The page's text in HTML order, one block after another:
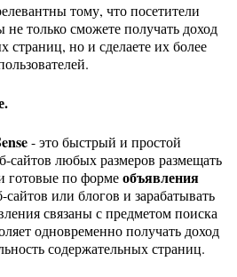
тому, что посетители
только сможете получать доход
страниц, но и сделаете их более
- это быстрый и простой
сайтов любых размеров размещать
готовые по формеобъявления
сайтов или блогов и зарабатывать
связаны с предметом поиска
одновременно получать доход
содержательных страниц.